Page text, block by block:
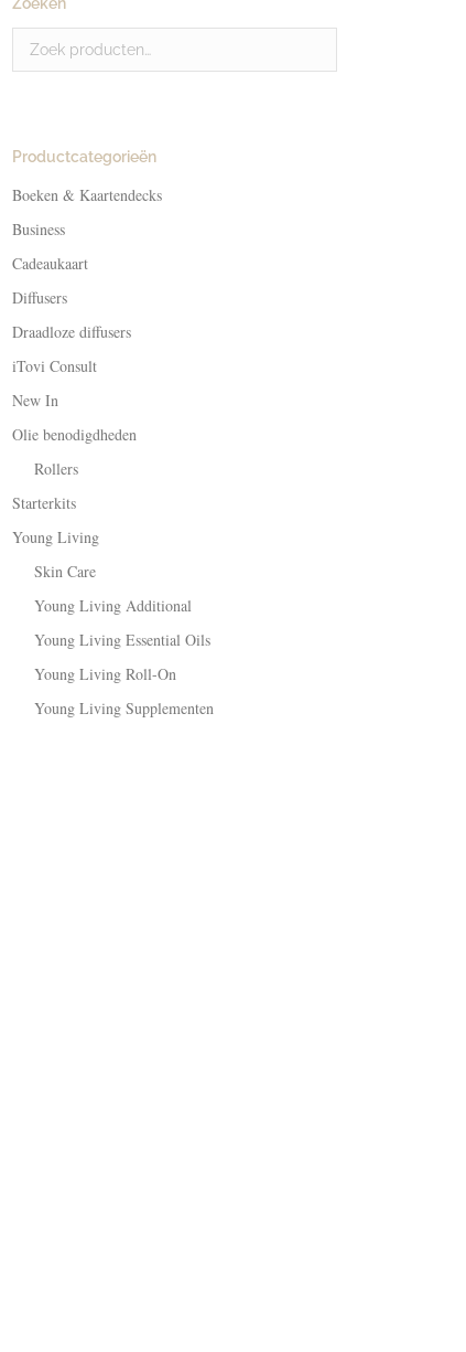
Productcategorieën
Boeken & Kaartendecks
Business
Cadeaukaart
Diffusers
Draadloze diffusers
iTovi Consult
New In
Olie benodigdheden
Rollers
Starterkits
Young Living
Skin Care
Young Living Additional
Young Living Essential Oils
Young Living Roll-On
Young Living Supplementen